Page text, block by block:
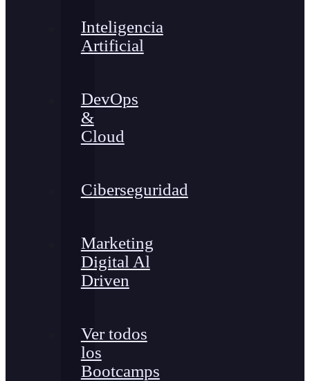
Inteligencia
Artificial
DevOps
&
Cloud
Ciberseguridad
Marketing
Digital Al
Driven
Ver todos
los
Bootcamps